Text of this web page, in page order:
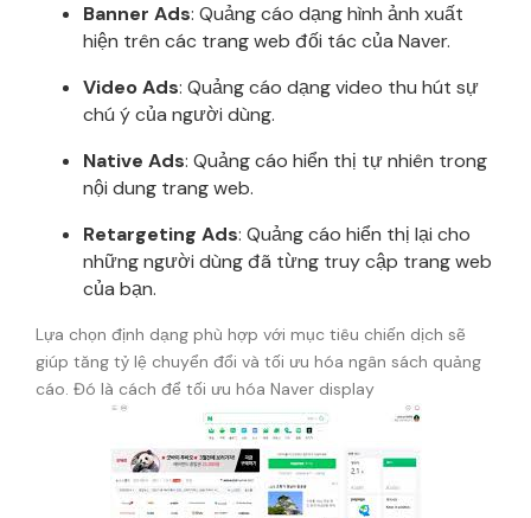
Banner Ads: Quảng cáo dạng hình ảnh xuất
hiện trên các trang web đối tác của Naver.
Video Ads: Quảng cáo dạng video thu hút sự
chú ý của người dùng.
Native Ads: Quảng cáo hiển thị tự nhiên trong
nội dung trang web.
Retargeting Ads: Quảng cáo hiển thị lại cho
những người dùng đã từng truy cập trang web
của bạn.
Lựa chọn định dạng phù hợp với mục tiêu chiến dịch sẽ
giúp tăng tỷ lệ chuyển đổi và tối ưu hóa ngân sách quảng
cáo. Đó là cách để tối ưu hóa Naver display